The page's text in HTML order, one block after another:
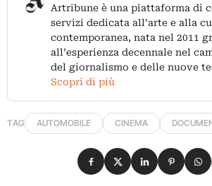
Artribune è una piattaforma di
servizi dedicata all’arte e alla
contemporanea, nata nel 2011
all’esperienza decennale nel
del giornalismo e delle nuove
Scopri di più
TAG AUTOMOBILE CINEMA
Condividi su Facebook
Condividi su X
Condividi su
Condividi